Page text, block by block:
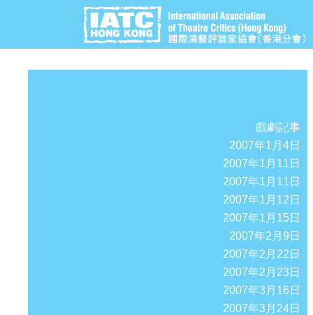
戲劇記事
2007年1月4日
2007年1月11日
2007年1月11日
2007年1月12日
2007年1月15日
2007年2月9日
2007年2月22日
2007年2月23日
2007年3月16日
2007年3月24日